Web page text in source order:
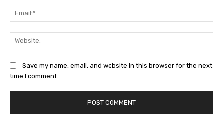
Save my name, email, and website in this browser for the next
time I comment.